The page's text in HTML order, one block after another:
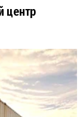
центр